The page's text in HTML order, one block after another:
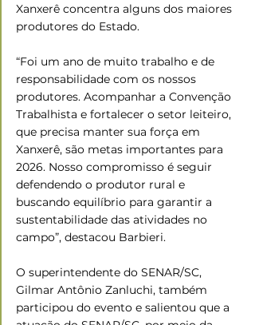
Xanxerê concentra alguns dos maiores
produtores do Estado.
“Foi um ano de muito trabalho e de
responsabilidade com os nossos
produtores. Acompanhar a Convenção
Trabalhista e fortalecer o setor leiteiro,
que precisa manter sua força em
Xanxerê, são metas importantes para
2026. Nosso compromisso é seguir
defendendo o produtor rural e
buscando equilíbrio para garantir a
sustentabilidade das atividades no
campo”, destacou Barbieri.
O superintendente do SENAR/SC,
Gilmar Antônio Zanluchi, também
participou do evento e salientou que a